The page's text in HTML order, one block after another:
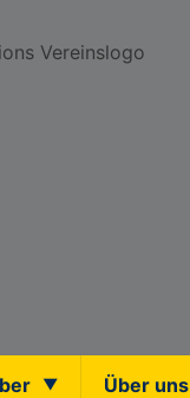
Über uns